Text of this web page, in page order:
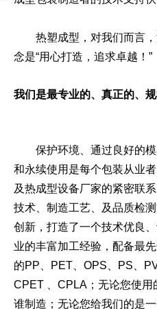
热塑成型，对我们而言
念是“用心打造，追求卓越！”
我们是最专业的、真正的、
保护环境、通过良好的
和永续使用是每个包装从业
及热成型设备厂家的紧密联
技术、制造工艺、及品质检
创新，打造了一个技术优良
业的丰富加工经验，配备最
的PP PET OPS PS
CPET
CPLA ；无论您使
谁制造；无论您给我们的是